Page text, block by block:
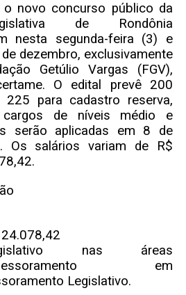
novo concurso público da
de Rondônia
nesta segunda-feira (3) e
dezembro, exclusivamente
Getúlio Vargas (FGV),
O edital prevê 200
para cadastro reserva,
cargos de níveis médio e
serão aplicadas em 8 de
Os salários variam de R$
nas áreas
em
Legislativo.